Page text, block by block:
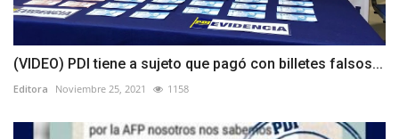
(VIDEO) PDI tiene a sujeto que pagó con billetes falsos...
Editora Noviembre 25, 2021 1158